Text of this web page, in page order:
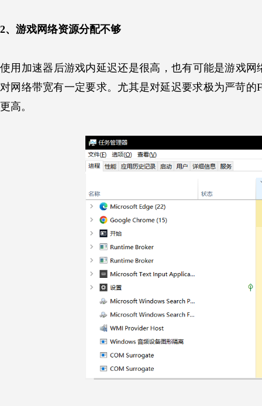
2、游戏网络资源分配不够
使用加速器后游戏内延迟还是很高，也有可能是游戏
对网络带宽有一定要求。尤其是对延迟要求极为严苛
更高。